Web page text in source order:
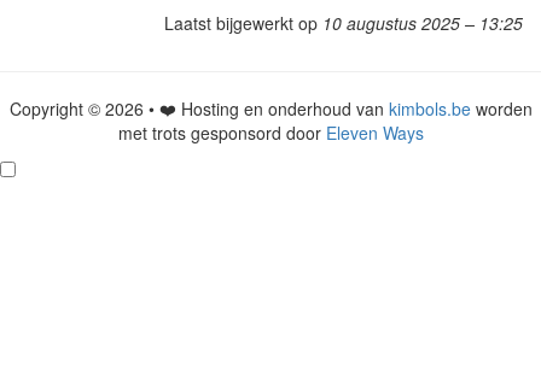
Laatst bijgewerkt op 10 augustus 2025 – 13:25
Copyright © 2026 • ❤️ Hosting en onderhoud van kimbols.beworden
met trots gesponsord door Eleven Ways